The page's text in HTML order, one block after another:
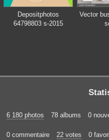
Depositphotos
64798803 s-2015
Vector
6 180 photos 78 albums 0
0 commentaire 22 votes 0 favori